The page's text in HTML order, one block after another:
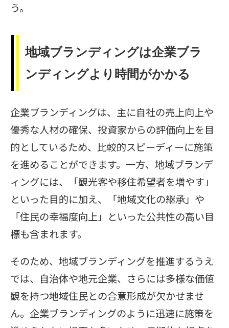
う。
地域ブランディングは企業ブラ
ンディングより時間がかかる
企業ブランディングは、主に自社の売上向上や
優秀な人材の確保、投資家からの評価向上を目
的としているため、比較的スピーディーに施策
を進めることができます。一方、地域ブランデ
ィングには、「観光客や移住希望者を増やす」
といった目的に加え、「地域文化の継承」や
「住民の幸福度向上」といった公共性の高い目
標も含まれます。
そのため、地域ブランディングを推進するうえ
では、自治体や地元企業、さらには多様な価値
観を持つ地域住民との合意形成が欠かせませ
ん。企業ブランディングのように迅速に施策を